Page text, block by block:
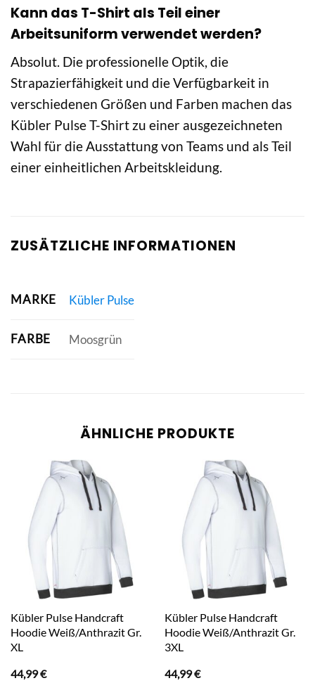
Kann das T-Shirt als Teil einer
Arbeitsuniform verwendet werden?
Absolut. Die professionelle Optik, die
Strapazierfähigkeit und die Verfügbarkeit in
verschiedenen Größen und Farben machen das
Kübler Pulse T-Shirt zu einer ausgezeichneten
Wahl für die Ausstattung von Teams und als Teil
einer einheitlichen Arbeitskleidung.
ZUSÄTZLICHE INFORMATIONEN
MARKE Kübler Pulse
FARBE Moosgrün
ÄHNLICHE PRODUKTE
Kübler Pulse Handcraft
Hoodie Weiß/Anthrazit Gr.
XL
44,99€
Kübler Pulse Handcraft
Hoodie Weiß/Anthrazit Gr.
3XL
44,99€